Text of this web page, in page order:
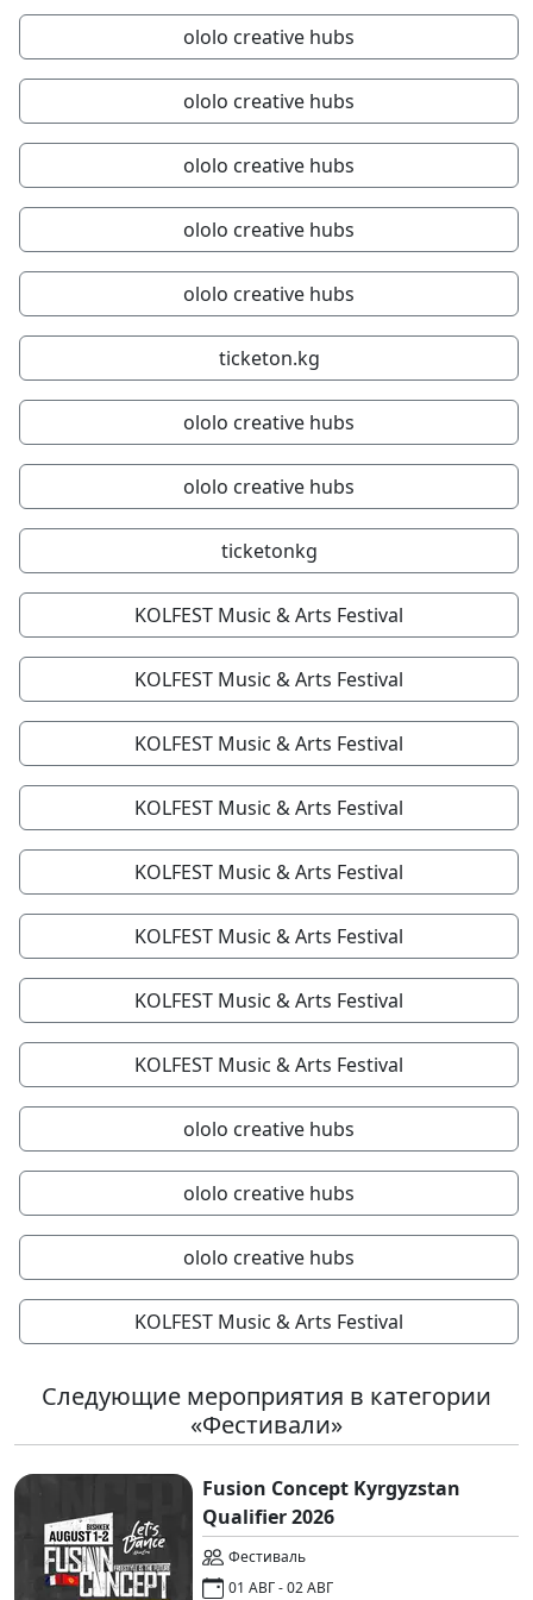
ololo creative hubs
ololo creative hubs
ololo creative hubs
ololo creative hubs
ololo creative hubs
ticketon.kg
ololo creative hubs
ololo creative hubs
ticketonkg
KOLFEST Music & Arts Festival
KOLFEST Music & Arts Festival
KOLFEST Music & Arts Festival
KOLFEST Music & Arts Festival
KOLFEST Music & Arts Festival
KOLFEST Music & Arts Festival
KOLFEST Music & Arts Festival
KOLFEST Music & Arts Festival
ololo creative hubs
ololo creative hubs
ololo creative hubs
KOLFEST Music & Arts Festival
Следующие мероприятия в категории
«Фестивали»
Fusion Concept Kyrgyzstan
Qualifier 2026
Фестиваль
01 АВГ - 02 АВГ